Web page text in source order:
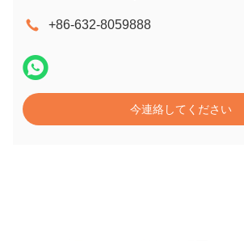
+86-632-8059888
今連絡してください